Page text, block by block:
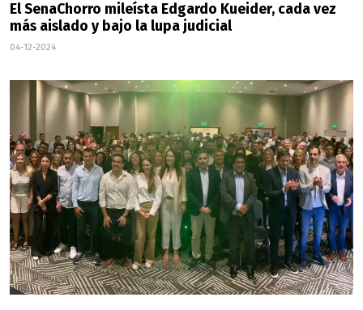
El SenaChorro mileísta Edgardo Kueider, cada vez
más aislado y bajo la lupa judicial
04-12-2024